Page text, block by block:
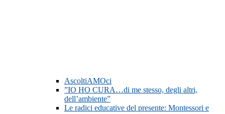
AscoltiAMOci
”IO HO CURA…di me stesso, degli altri,
dell’ambiente”
Le radici educative del presente: Montessori e